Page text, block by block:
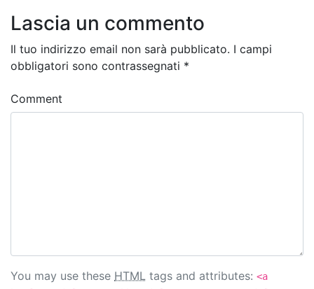
Lascia un commento
Il tuo indirizzo email non sarà pubblicato. I campi
obbligatori sono contrassegnati *
Comment
You may use these HTML tags and attributes: <a